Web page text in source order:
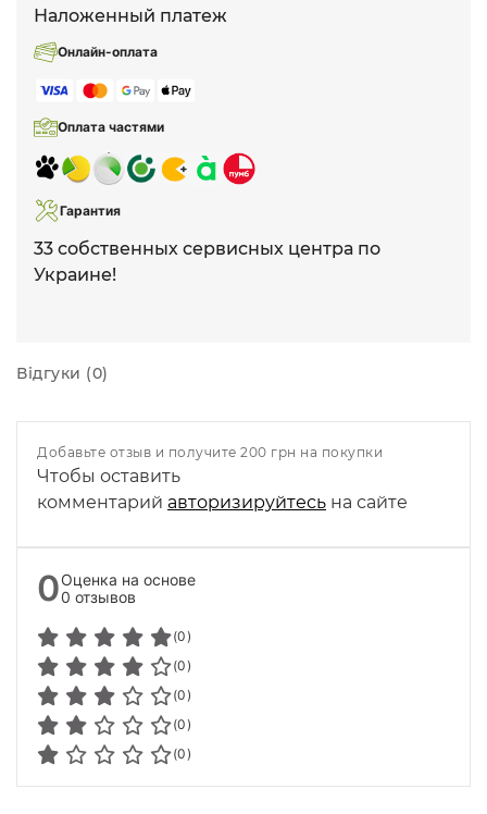
Наложенный платеж
Онлайн-оплата
Оплата частями
Гарантия
33 собственных сервисных центра по
Украине!
Відгуки (0)
Добавьте отзыв и получите 200 грн на покупки
Чтобы оставить
комментарий авторизируйтесь на сайте
0Оценка на основе
0 отзывов
(0)
(0)
(0)
(0)
(0)